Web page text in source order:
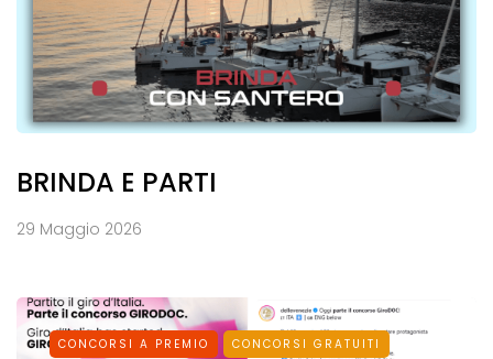
BRINDA E PARTI
29 Maggio 2026
CONCORSI A PREMIO CONCORSI GRATUITI